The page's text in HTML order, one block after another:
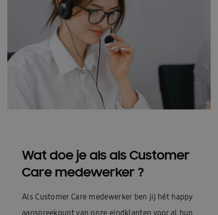
Wat doe je als als Customer
Care medewerker ?
Als Customer Care medewerker ben jij hét happy
aanspreekpunt van onze eindklanten voor al hun